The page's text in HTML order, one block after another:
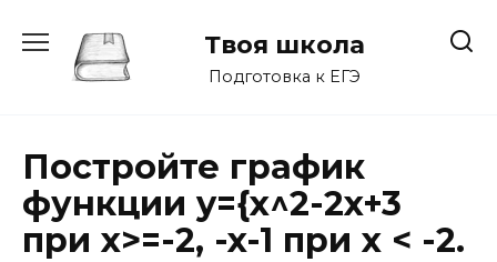
содержанию
Твоя школа
Подготовка к ЕГЭ
Постройте график
функции y={x^2-2x+3
при x>=-2, -x-1 при x < -2.